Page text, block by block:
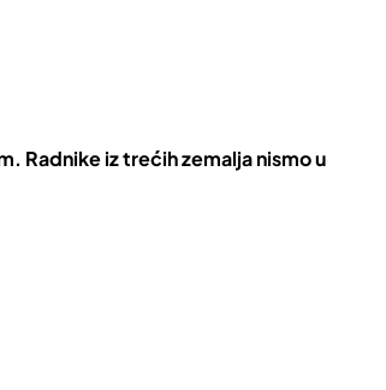
Radnike iz trećih zemalja nismo u